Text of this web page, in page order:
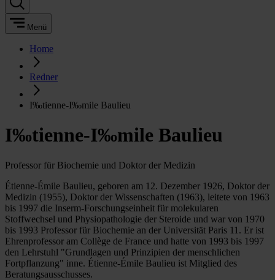
Menü
Home
Redner
I‰tienne-I‰mile Baulieu
I‰tienne-I‰mile Baulieu
Professor für Biochemie und Doktor der Medizin
Étienne-Émile Baulieu, geboren am 12. Dezember 1926, Doktor der
Medizin (1955), Doktor der Wissenschaften (1963), leitete von 1963
bis 1997 die Inserm-Forschungseinheit für molekularen
Stoffwechsel und Physiopathologie der Steroide und war von 1970
bis 1993 Professor für Biochemie an der Universität Paris 11. Er ist
Ehrenprofessor am Collège de France und hatte von 1993 bis 1997
den Lehrstuhl "Grundlagen und Prinzipien der menschlichen
Fortpflanzung" inne. Étienne-Émile Baulieu ist Mitglied des
Beratungsausschusses.